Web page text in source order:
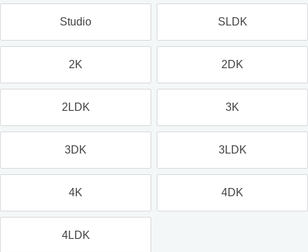
Studio SLDK
2K 2DK
2LDK 3K
3DK 3LDK
4K 4DK
4LDK